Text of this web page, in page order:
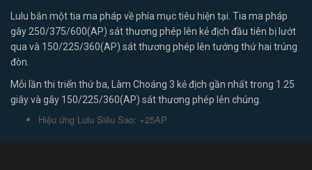
Lulu bắn một tia ma pháp về phía mục tiêu hiện tại. Tia ma pháp
gây 250/375/600(AP) sát thương phép lên kẻ địch đầu tiên bị lướt
qua và 150/225/360(AP) sát thương phép lên tướng thứ hai trúng
đòn.
Mỗi lần thi triển thứ ba, Làm Choáng 3 kẻ địch gần nhất trong 1.25
giây và gây 150/225/360(AP) sát thương phép lên chúng.
Hiệu ứng Lulu Siêu Sao: +25AP